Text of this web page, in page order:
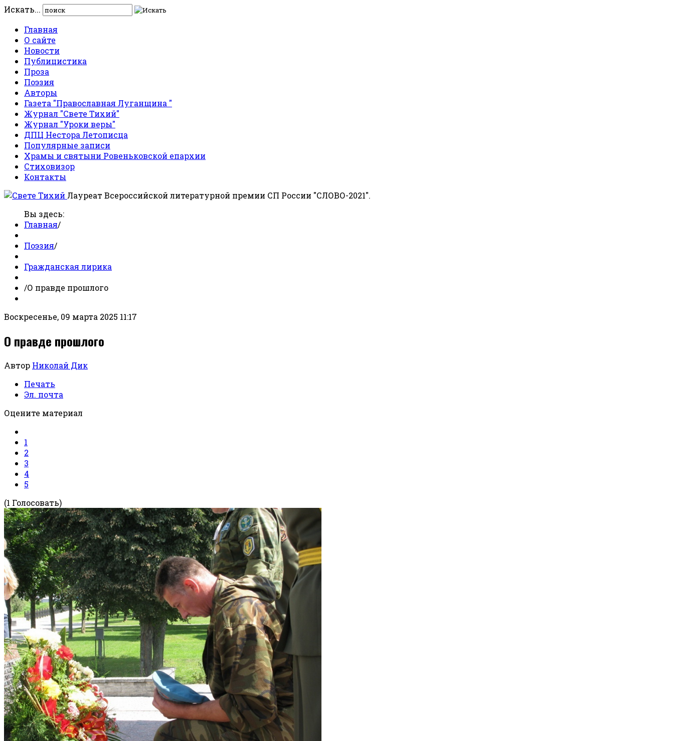
Искать...
Главная
О сайте
Новости
Публицистика
Проза
Поэзия
Авторы
Газета "Православная Луганщина "
Журнал "Свете Тихий"
Журнал "Уроки веры"
ДПЦ Нестора Летописца
Популярные записи
Храмы и святыни Ровеньковской епархии
Стиховизор
Контакты
Лауреат Всероссийской литературной премии СП России "СЛОВО-2021".
Вы здесь:
Главная/
Поэзия/
Гражданская лирика
/О правде прошлого
Воскресенье, 09 марта 2025 11:17
О правде прошлого
Автор Николай Дик
Печать
Эл. почта
Оцените материал
1
2
3
4
5
(1 Голосовать)